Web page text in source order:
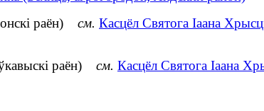
раён) см. Касцёл Святога Іаана
раён) см. Касцёл Святога Іаана